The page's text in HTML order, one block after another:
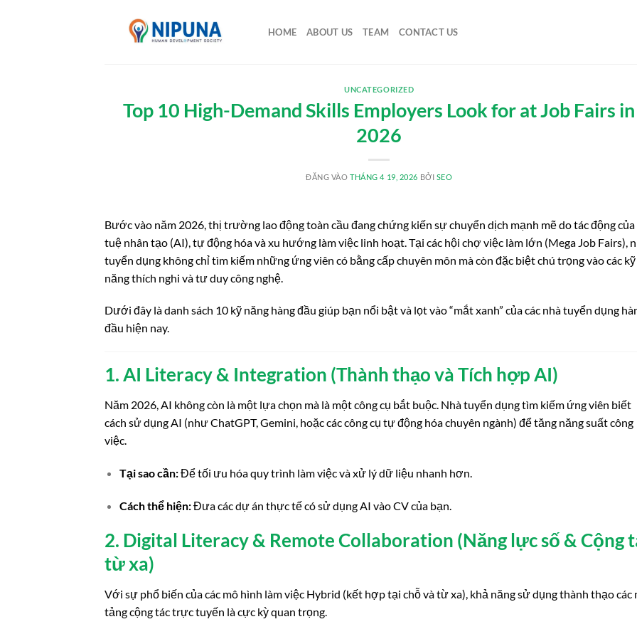
HOME ABOUT US TEAM CONTACT US
UNCATEGORIZED
Top 10 High-Demand Skills Employers Look for at Job Fairs in
2026
ĐĂNG VÀOTHÁNG 4 19, 2026 BỞI SEO
Bước vào năm 2026, thị trường lao động toàn cầu đang chứng kiến sự chuyển dịch mạnh mẽ do tác động
tuệ nhân tạo (AI), tự động hóa và xu hướng làm việc linh hoạt. Tại các hội chợ việc làm lớn (Mega Job Fairs),
tuyển dụng không chỉ tìm kiếm những ứng viên có bằng cấp chuyên môn mà còn đặc biệt chú trọng vào các kỹ
năng thích nghi và tư duy công nghệ.
Dưới đây là danh sách 10 kỹ năng hàng đầu giúp bạn nổi bật và lọt vào “mắt xanh” của các nhà tuyển dụng
đầu hiện nay.
1. AI Literacy & Integration (Thành thạo và Tích hợp AI)
Năm 2026, AI không còn là một lựa chọn mà là một công cụ bắt buộc. Nhà tuyển dụng tìm kiếm ứng viên biết
cách sử dụng AI (như ChatGPT, Gemini, hoặc các công cụ tự động hóa chuyên ngành) để tăng năng suất công
việc.
Tại sao cần:Để tối ưu hóa quy trình làm việc và xử lý dữ liệu nhanh hơn.
Cách thể hiện:Đưa các dự án thực tế có sử dụng AI vào CV của bạn.
2. Digital Literacy & Remote Collaboration (Năng lực số & Cộng
từ xa)
Với sự phổ biến của các mô hình làm việc Hybrid (kết hợp tại chỗ và từ xa), khả năng sử dụng thành thạo các
tảng cộng tác trực tuyến là cực kỳ quan trọng.